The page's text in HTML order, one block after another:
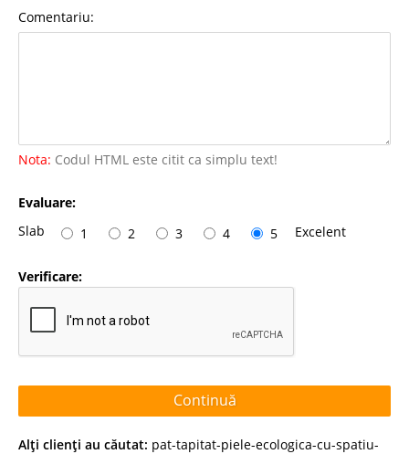
Comentariu:
Nota: Codul HTML este citit ca simplu text!
Evaluare:
Slab
1 2 3 4 5 Excelent
Verificare:
Continuă
Alţi clienţi au căutat: pat-tapitat-piele-ecologica-cu-spatiu-